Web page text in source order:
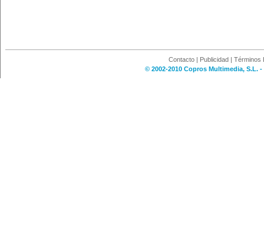
Contacto | Publicidad | Términos
© 2002-2010 Copros Multimedia, S.L.